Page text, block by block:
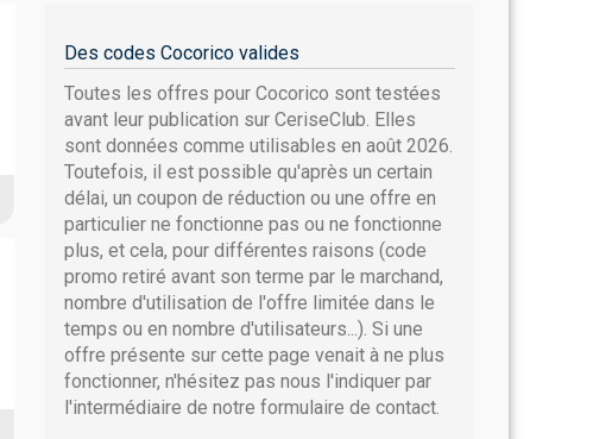
Des codes Cocorico valides
Toutes les offres pour Cocorico sont testées
avant leur publication sur CeriseClub. Elles
sont données comme utilisables en août 2026.
Toutefois, il est possible qu'après un certain
délai, un coupon de réduction ou une offre en
particulier ne fonctionne pas ou ne fonctionne
plus, et cela, pour différentes raisons (code
promo retiré avant son terme par le marchand,
nombre d'utilisation de l'offre limitée dans le
temps ou en nombre d'utilisateurs...). Si une
offre présente sur cette page venait à ne plus
fonctionner, n'hésitez pas nous l'indiquer par
l'intermédiaire de notre formulaire de contact.